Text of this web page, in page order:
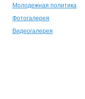
Молодежная политика
Фотогалерея
Видеогалерея